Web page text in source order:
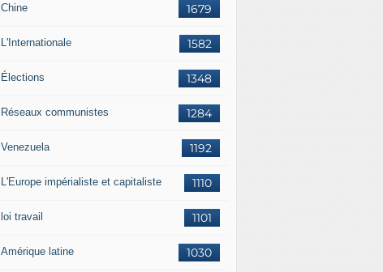
1679
Chine
1582
L'Internationale
1348
Élections
1284
Réseaux communistes
1192
Venezuela
1110
L'Europe impérialiste et capitaliste
1101
loi travail
1030
Amérique latine